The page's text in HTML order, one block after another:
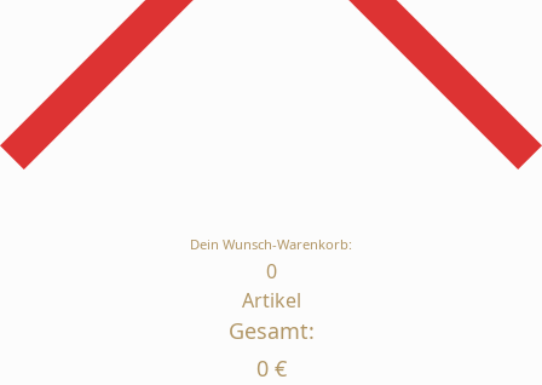
Dein Wunsch-Warenkorb:
0
Artikel
Gesamt:
0 €